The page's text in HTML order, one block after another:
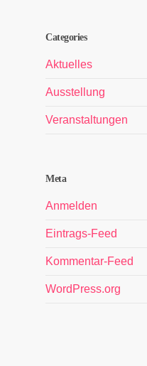
Categories
Aktuelles
Ausstellung
Veranstaltungen
Meta
Anmelden
Eintrags-Feed
Kommentar-Feed
WordPress.org